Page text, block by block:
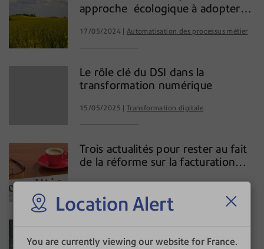
Location Alert
You are currently viewing our website for France.
approche écologique à adopter
17/05/2024 Automatisation des processus métier
Le rôle clé du DSI dans la
transformation numérique
15/05/2025 Transformation digitale
Trois actualités pour rester au fait
de la réforme sur la facturation
numerique